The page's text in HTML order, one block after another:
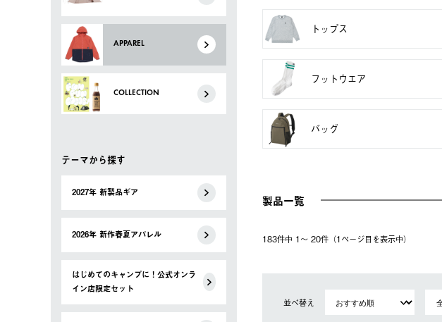
APPAREL
COLLECTION
テーマから探す
2027年 新製品ギア
2026年 新作春夏アパレル
はじめてのキャンプに！公式オンラ
イン店限定セット
トップス
フットウエア
バッグ
製品一覧
183件中 1〜 20件（1ページ⽬を表⽰中）
並べ替え